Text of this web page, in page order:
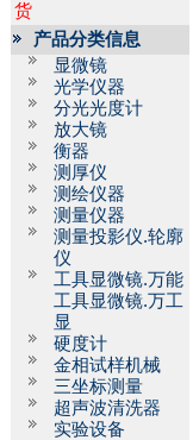
货
产品分类信息
显微镜
光学仪器
分光光度计
放大镜
衡器
测厚仪
测绘仪器
测量仪器
测量投影仪.轮廓
仪
工具显微镜.万能
工具显微镜.万工
显
硬度计
金相试样机械
三坐标测量
超声波清洗器
实验设备